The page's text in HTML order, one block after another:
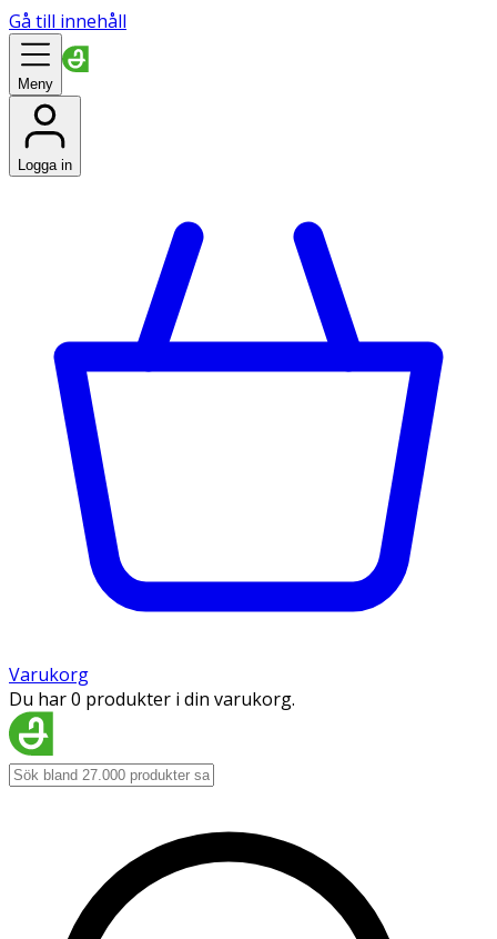
Gå till innehåll
Meny
Logga in
Varukorg
Du har 0 produkter i din varukorg.